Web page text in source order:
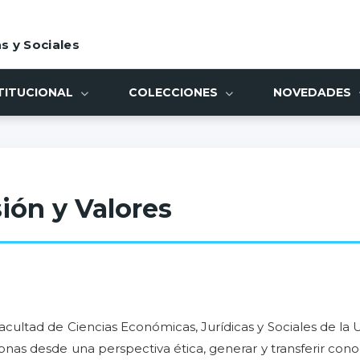
y Sociales
COLECCIONES NOVEDADES
y Valores
de Ciencias Económicas, Jurídicas y Sociales de la
desde una perspectiva ética, generar y transferir